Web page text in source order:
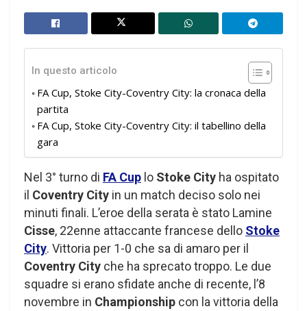
In questo articolo
FA Cup, Stoke City-Coventry City: la cronaca della
partita
FA Cup, Stoke City-Coventry City: il tabellino della
gara
Nel 3° turno di FA Cup lo Stoke City ha ospitato
il Coventry City in un match deciso solo nei
minuti finali. L’eroe della serata è stato Lamine
Cisse, 22enne attaccante francese dello Stoke
City. Vittoria per 1-0 che sa di amaro per il
Coventry City che ha sprecato troppo. Le due
squadre si erano sfidate anche di recente, l’8
novembre in Championship con la vittoria della